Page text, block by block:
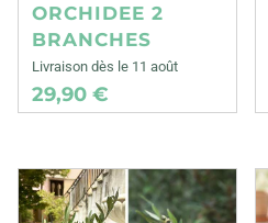
ORCHIDEE 2
BRANCHES
Livraison dès le 11 août
29,90 €